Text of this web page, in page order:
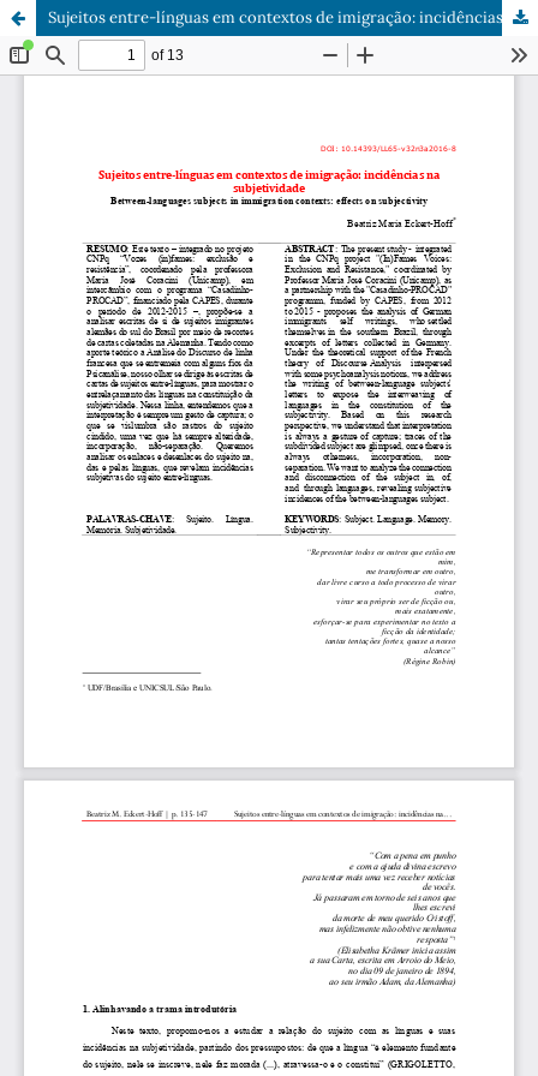
Sujeitos entre-línguas em contextos de imigração: incidências na subjetividade